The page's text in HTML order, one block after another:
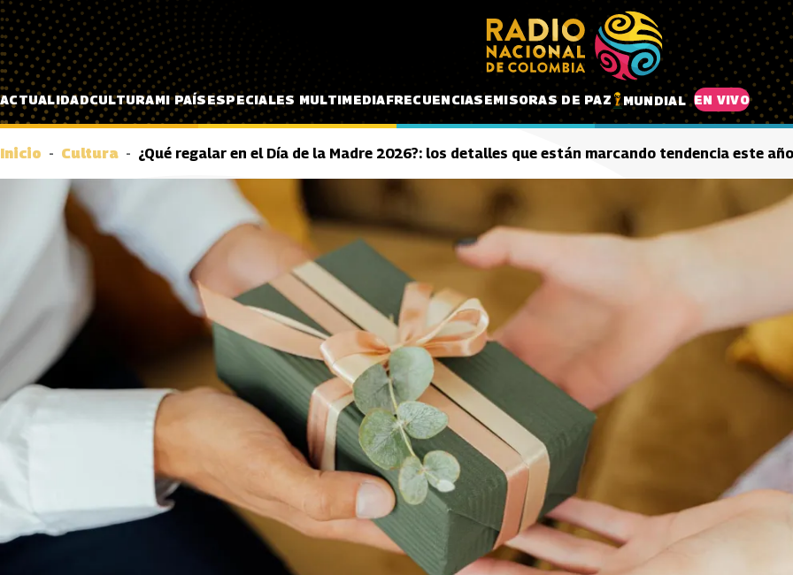
Pasar al contenido principal
ACTUALIDADCULTURAMI PAÍSESPECIALES MULTIMEDIAFRECUENCIASEMISORAS DE PAZ MUNDIAL EN VIVO
Inicio Cultura ¿Qué regalar en el Día de la Madre 2026?: los detalles que están marcando tendencia este año